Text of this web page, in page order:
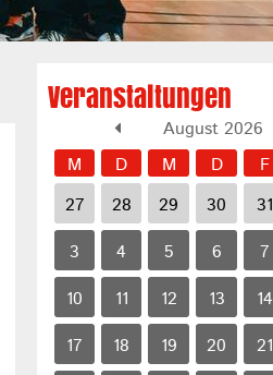
Veranstaltungen
August 2026
M D M D F
27 28 29 30 31
3 4 5 6 7
10 11 12 13 14
17 18 19 20 21